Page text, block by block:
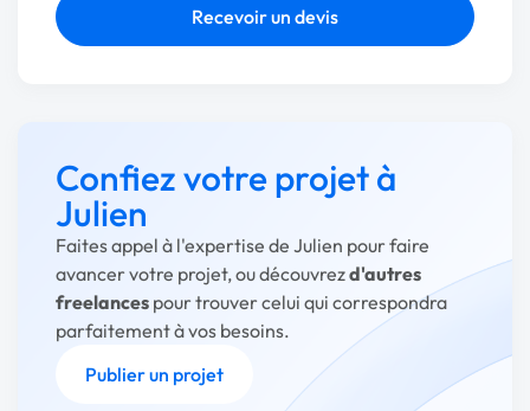
Recevoir un devis
Confiez votre projet à
Julien
Faites appel à l'expertise de Julien pour faire
avancer votre projet, ou découvrezd'autres
freelances pour trouver celui qui correspondra
parfaitement à vos besoins.
Publier un projet